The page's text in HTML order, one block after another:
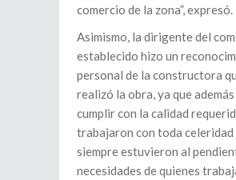
comercio de la zona”, expresó.
Asimismo, la dirigente del
establecido hizo un
personal de la constructora
realizó la obra, ya que
cumplir con la calidad
trabajaron con toda celeridad
siempre estuvieron al
necesidades de quienes